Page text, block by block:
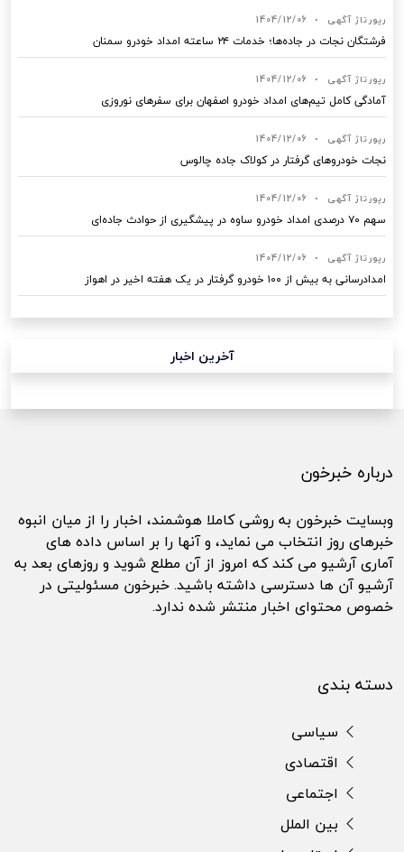
رپورتاژ آگهی •
1404/12/06
فرشتگان نجات در جاده‌ها؛ خدمات ۲۴ ساعته امداد خودرو سمنان
رپورتاژ آگهی •
1404/12/06
آمادگی کامل تیم‌های امداد خودرو اصفهان برای سفرهای نوروزی
رپورتاژ آگهی •
1404/12/06
نجات خودروهای گرفتار در کولاک جاده چالوس
رپورتاژ آگهی •
1404/12/06
سهم ۷۰ درصدی امداد خودرو ساوه در پیشگیری از حوادث جاده‌ای
رپورتاژ آگهی •
1404/12/06
امدادرسانی به بیش از ۱۰۰ خودرو گرفتار در یک هفته اخیر در اهواز
آخرین اخبار
درباره خبرخون
وبسایت خبرخون به روشی کاملا هوشمند، اخبار را از میان انبوه
خبرهای روز انتخاب می نماید، و آنها را بر اساس داده های
آماری آرشیو می کند که امروز از آن مطلع شوید و روزهای بعد به
آرشیو آن ها دسترسی داشته باشید. خبرخون مسئولیتی در
خصوص محتوای اخبار منتشر شده ندارد.
دسته بندی
سیاسی
اقتصادی
اجتماعی
بین الملل